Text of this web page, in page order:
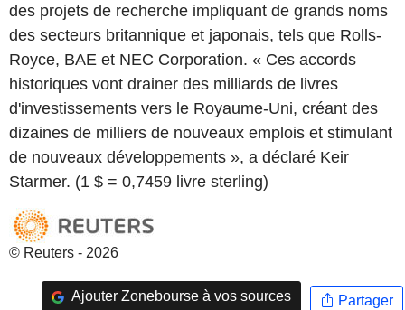
des projets de recherche impliquant de grands noms
des secteurs britannique et japonais, tels que Rolls-
Royce, BAE et NEC Corporation. « Ces accords
historiques vont drainer des milliards de livres
d'investissements vers le Royaume-Uni, créant des
dizaines de milliers de nouveaux emplois et stimulant
de nouveaux développements », a déclaré Keir
Starmer. (1 $ = 0,7459 livre sterling)
© Reuters - 2026
Ajouter Zonebourse à vos sources Partager